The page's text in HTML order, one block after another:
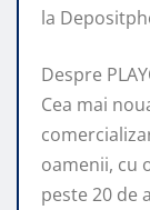
la
Despre
Cea mai
oamenii, cu
peste 20 de